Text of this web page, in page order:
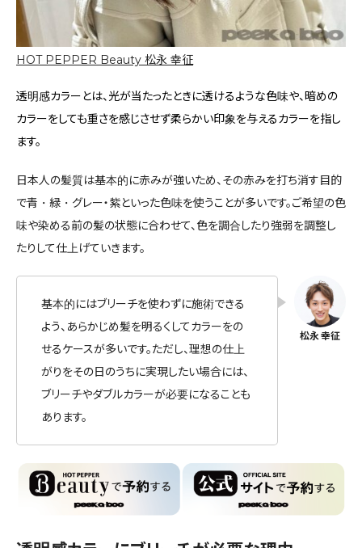
HOT PEPPER Beauty 松永 幸征
透明感カラーとは、光が当たったときに透けるような色味や、暗めの
カラーをしても重さを感じさせず柔らかい印象を与えるカラーを指し
ます。
日本人の髪質は基本的に赤みが強いため、その赤みを打ち消す目的
で青・緑・グレー・紫といった色味を使うことが多いです。ご希望の色
味や染める前の髪の状態に合わせて、色を調合したり強弱を調整し
たりして仕上げていきます。
基本的にはブリーチを使わずに施術できる
よう、あらかじめ髪を明るくしてカラーをの
せるケースが多いです。ただし、理想の仕上
がりをその日のうちに実現したい場合には、
ブリーチやダブルカラーが必要になることも
あります。